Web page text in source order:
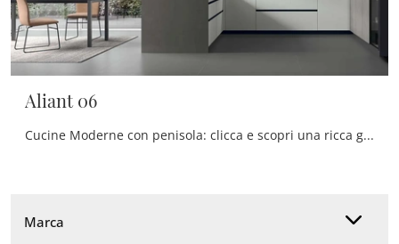
Marca
Aliant 06
Cucine Moderne con penisola: clicca e scopri una ricca gamma di soluzioni della firma Stosa, tra cui il modello Aliant 06.